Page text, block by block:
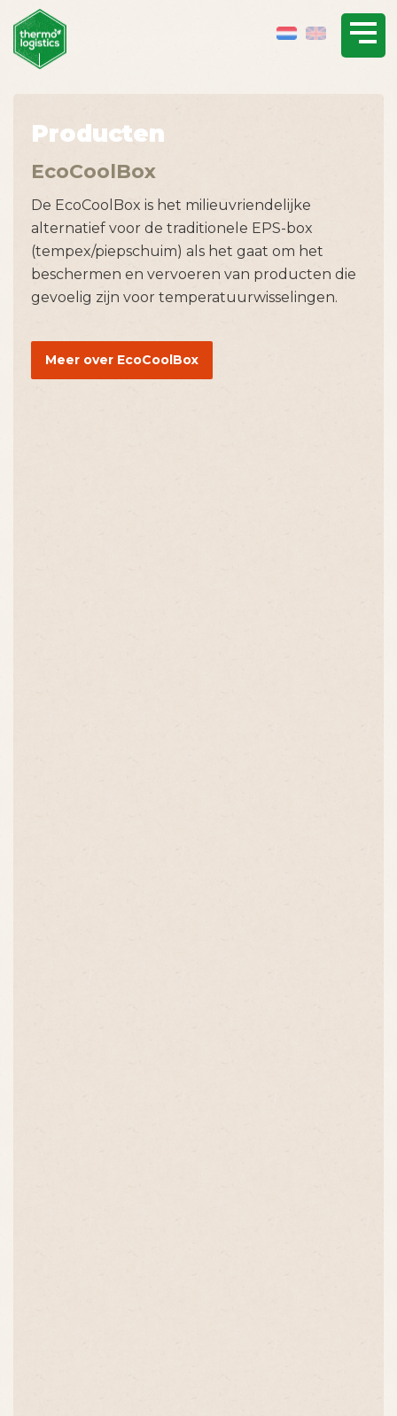
Producten
EcoCoolBox
De EcoCoolBox is het milieuvriendelijke
alternatief voor de traditionele EPS-box
(tempex/piepschuim) als het gaat om het
beschermen en vervoeren van producten die
gevoelig zijn voor temperatuurwisselingen.
Meer over EcoCoolBox